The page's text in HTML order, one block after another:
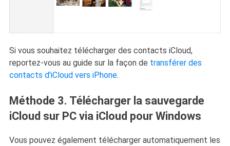
Si vous souhaitez télécharger des contacts iCloud,
reportez-vous au guide sur la façon de transférer des
contacts d'iCloud vers iPhone.
Méthode 3. Télécharger la sauvegarde
iCloud sur PC via iCloud pour Windows
Vous pouvez également télécharger automatiquement les